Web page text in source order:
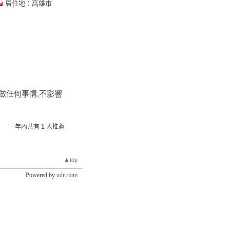
居住地：高雄市
任何事情,不影響
一年內共有 1 人推薦
▲top
Powered by udn.com